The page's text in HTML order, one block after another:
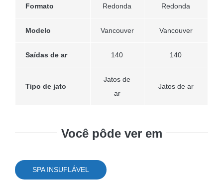
Formato Redonda Redonda
Modelo Vancouver Vancouver
Saídas de ar 140 140
Tipo de jato
Jatos de
ar
Jatos de ar
Você pôde ver em
SPA INSUFLÁVEL